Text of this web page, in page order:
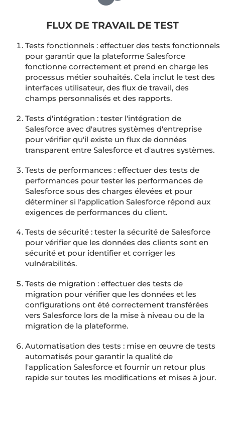
Tests fonctionnels : effectuer des tests fonctionnels
fonctionne correctement et prend en charge les
interfaces utilisateur, des flux de travail, des
champs personnalisés et des rapports.
Tests d'intégration : tester l'intégration de
Salesforce avec d'autres systèmes d'entreprise
pour vérifier qu'il existe un flux de données
Tests de performances : effectuer des tests de
performances pour tester les performances de
Salesforce sous des charges élevées et pour
exigences de performances du client.
Tests de sécurité : tester la sécurité de Salesforce
pour vérifier que les données des clients sont en
sécurité et pour identifier et corriger les
Tests de migration : effectuer des tests de
migration pour vérifier que les données et les
configurations ont été correctement transférées
migration de la plateforme.
Automatisation des tests : mise en œuvre de tests
automatisés pour garantir la qualité de
l'application Salesforce et fournir un retour plus